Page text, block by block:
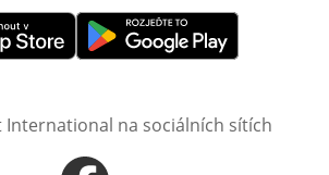
novém okněOtevře v novém okně
International na sociálních sítích